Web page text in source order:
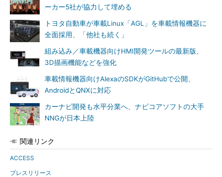
ーカー5社が協力して埋める
トヨタ自動車が車載Linux「AGL」を車載情報機器に
全面採用、「他社も続く」
組み込み／車載機器向けHMI開発ツールの最新版、
3D描画機能などを強化
車載情報機器向けAlexaのSDKがGitHubで公開、
AndroidとQNXに対応
カーナビ開発も水平分業へ、ナビコアソフトの大手
NNGが日本上陸
関連リンク
ACCESS
プレスリリース